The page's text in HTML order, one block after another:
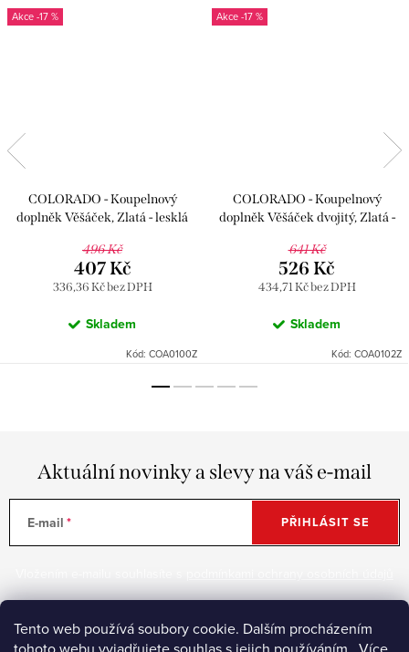
Tento web používá soubory cookie. Dalším procházením
-17 %
COLORADO - Koupelnový
doplněk Věšáček, Zlatá - lesklá
496 Kč
336,36 Kč bez DPH
407 Kč
Skladem
Kód: COA0100Z
-17 %
COLORADO - Koupelnový
doplněk Věšáček dvojitý, Zlatá -
641 Kč
434,71 Kč bez DPH
526 Kč
Skladem
Kód: COA0102Z
Aktuální novinky a slevy na váš e-mail
E-mail PŘIHLÁSIT SE